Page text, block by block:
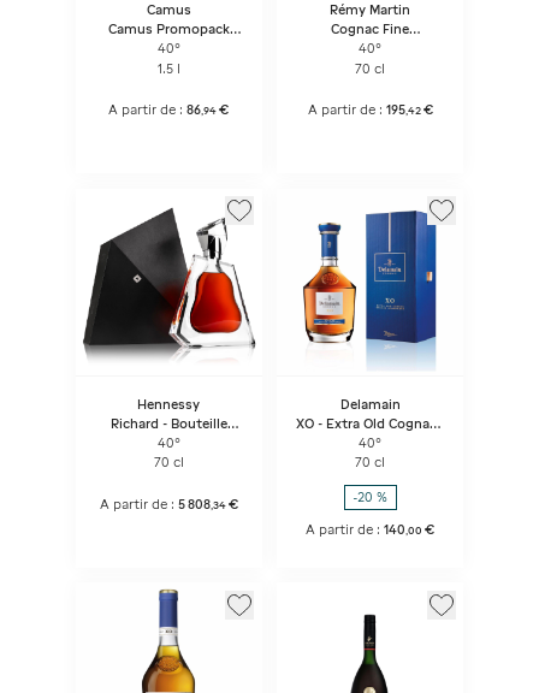
Camus
Camus Promopack
VSOP 1L + 50CL
40°
1.5 l
A partir de :86 ,94 €
Rémy Martin
Cognac Fine
Champagne XO
40°
70 cl
A partir de : 195, 42 €
Hennessy
Richard - Bouteille
Sous Coffret
40°
70 cl
A partir de : 5 808, 34 €
Delamain
XO - Extra Old Cognac -
Grande Champagne
40°
70 cl
-20 %
A partir de :140 ,00 €